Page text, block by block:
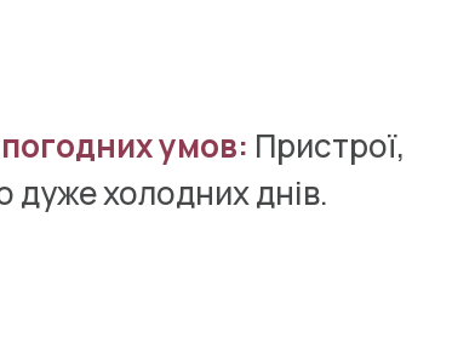
умов: Пристрої,
дуже холодних днів.